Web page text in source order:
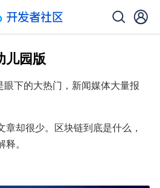
园版
下的大热门，新闻媒体大量报
却很少。区块链到底是什么，
。